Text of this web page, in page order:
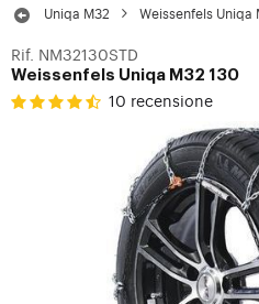
Uniqa M32 Weissenfels Uniqa
Rif. NM32130STD
Weissenfels Uniqa M32 130
10 recensione